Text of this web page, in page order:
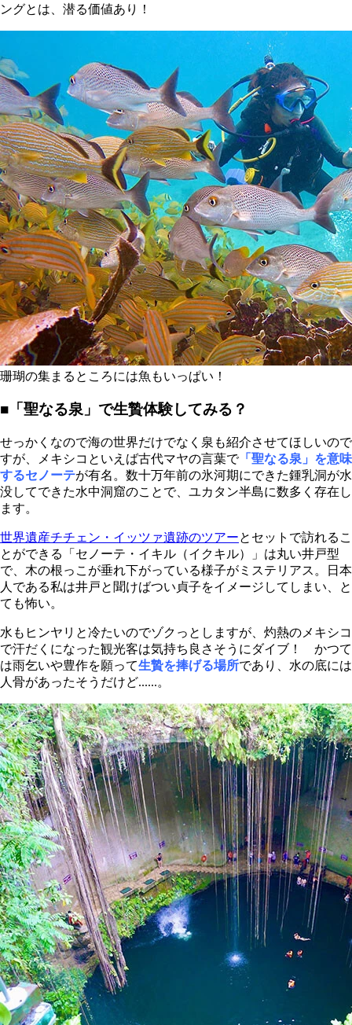
ングとは、潜る価値あり！
珊瑚の集まるところには魚もいっぱい！
■「聖なる泉」で生贄体験してみる？
せっかくなので海の世界だけでなく泉も紹介させてほしいので
すが、メキシコといえば古代マヤの言葉で「聖なる泉」を意味
するセノーテが有名。数十万年前の氷河期にできた鍾乳洞が水
没してできた水中洞窟のことで、ユカタン半島に数多く存在し
ます。
世界遺産チチェン・イッツァ遺跡のツアーとセットで訪れるこ
とができる「セノーテ・イキル（イクキル）」は丸い井戸型
で、木の根っこが垂れ下がっている様子がミステリアス。日本
人である私は井戸と聞けばつい貞子をイメージしてしまい、と
ても怖い。
水もヒンヤリと冷たいのでゾクっとしますが、灼熱のメキシコ
で汗だくになった観光客は気持ち良さそうにダイブ！ かつて
は雨乞いや豊作を願って生贄を捧げる場所であり、水の底には
人骨があったそうだけど......。